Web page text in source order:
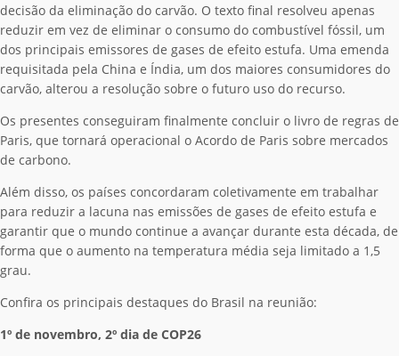
decisão da eliminação do carvão. O texto final resolveu apenas
reduzir em vez de eliminar o consumo do combustível fóssil, um
dos principais emissores de gases de efeito estufa. Uma emenda
requisitada pela China e Índia, um dos maiores consumidores do
carvão, alterou a resolução sobre o futuro uso do recurso.
Os presentes conseguiram finalmente concluir o livro de regras de
Paris, que tornará operacional o Acordo de Paris sobre mercados
de carbono.
Além disso, os países concordaram coletivamente em trabalhar
para reduzir a lacuna nas emissões de gases de efeito estufa e
garantir que o mundo continue a avançar durante esta década, de
forma que o aumento na temperatura média seja limitado a 1,5
grau.
Confira os principais destaques do Brasil na reunião:
1º de novembro, 2º dia de COP26